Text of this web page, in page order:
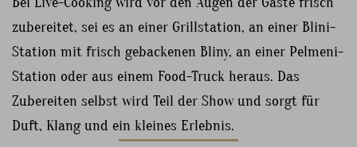
zubereitet, sei es an einer Grillstation, an einer Blini-
Station mit frisch gebackenen Bliny, an einer Pelmeni-
Station oder aus einem Food-Truck heraus. Das
Zubereiten selbst wird Teil der Show und sorgt für
Duft, Klang und ein kleines Erlebnis.